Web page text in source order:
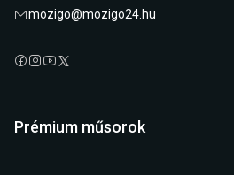
mozigo@mozigo24.hu
Prémium műsorok